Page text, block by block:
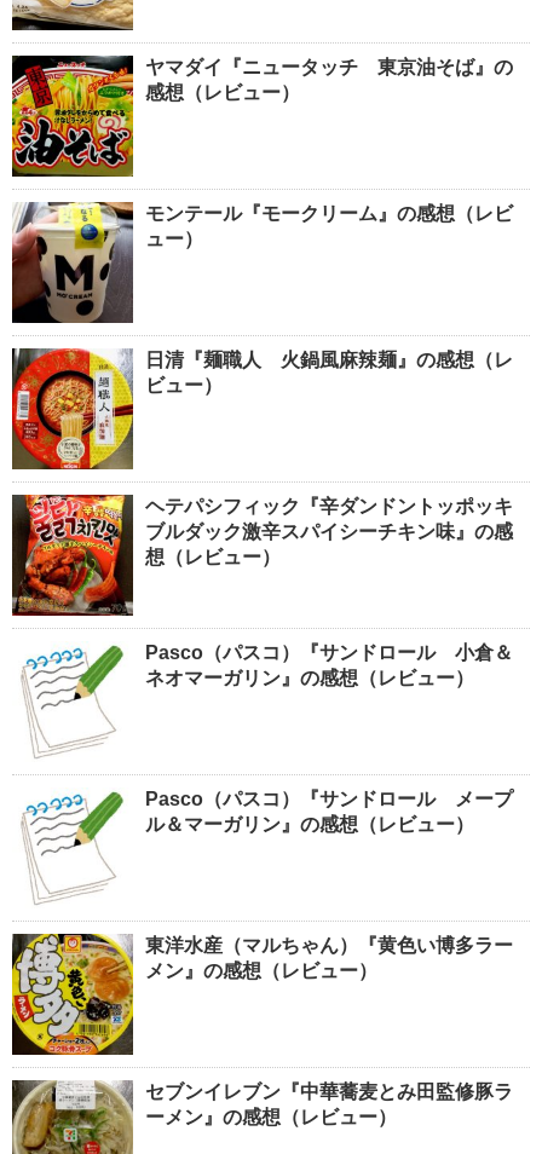
ヤマダイ『ニュータッチ 東京油そば』の
感想（レビュー）
モンテール『モークリーム』の感想（レビ
ュー）
日清『麺職人 火鍋風麻辣麺』の感想（レ
ビュー）
ヘテパシフィック『辛ダンドントッポッキ
ブルダック激辛スパイシーチキン味』の感
想（レビュー）
Pasco（パスコ）『サンドロール 小倉＆
ネオマーガリン』の感想（レビュー）
Pasco（パスコ）『サンドロール メープ
ル＆マーガリン』の感想（レビュー）
東洋水産（マルちゃん）『黄色い博多ラー
メン』の感想（レビュー）
セブンイレブン『中華蕎麦とみ田監修豚ラ
ーメン』の感想（レビュー）